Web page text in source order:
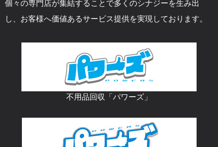
個々の専門店が集結することで多くのシナジーを生み出
し、お客様へ価値あるサービス提供を実現しております。
不用品回収「パワーズ」